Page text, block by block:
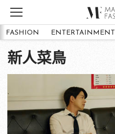
FASHION ENTERTAINMENT
新人菜鳥